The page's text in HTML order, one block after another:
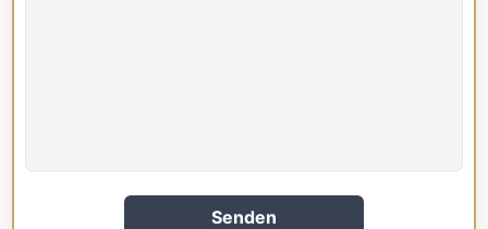
Senden